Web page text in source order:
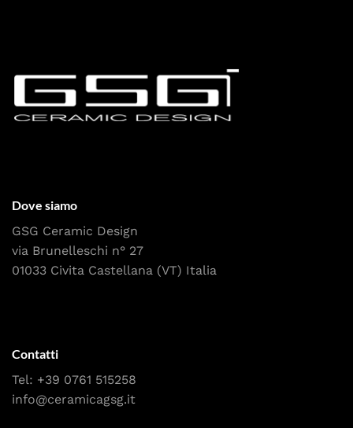
Dove siamo
GSG Ceramic Design
via Brunelleschi n° 27
01033 Civita Castellana (VT) Italia
Contatti
Tel: +39 0761 515258
info@ceramicagsg.it